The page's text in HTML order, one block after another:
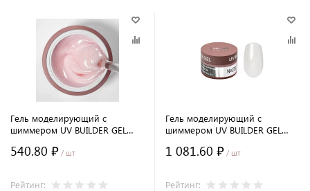
Гель моделирующий с
шиммером UV BUILDER GEL
540.80 ₽ / шт
Рейтинг:
Гель моделирующий с
шиммером UV BUILDER GEL
1 081.60 ₽ / шт
Рейтинг: